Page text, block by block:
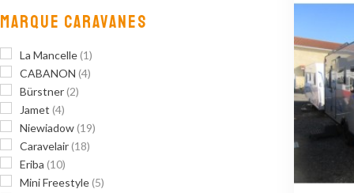
MARQUE CARAVANES
La Mancelle(1)
CABANON (4)
Bürstner(2)
Jamet (4)
Niewiadow(19)
Caravelair(18)
Eriba (10)
Mini Freestyle(5)